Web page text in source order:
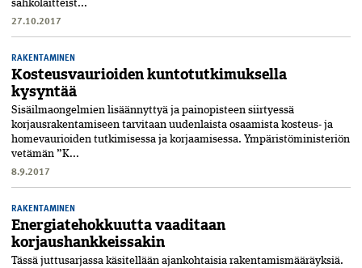
sähkölaitteist...
27.10.2017
RAKENTAMINEN
Kosteusvaurioiden kuntotutkimuksella
kysyntää
Sisäilmaongelmien lisäännyttyä ja painopisteen siirtyessä
korjausrakentamiseen tarvitaan uudenlaista osaamista kosteus- ja
homevaurioiden tutkimisessa ja korjaamisessa. Ympäristöministeriön
vetämän ”K...
8.9.2017
RAKENTAMINEN
Energiatehokkuutta vaaditaan
korjaushankkeissakin
Tässä juttusarjassa käsitellään ajankohtaisia rakentamismääräyksiä.